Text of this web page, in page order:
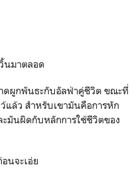
นมาตลอด
ดผูกพันธะกับอัลฟ่าคู่ชีวิต ขณะที่
ล้ว สำหรับเขามันคือการหัก
มันผิดกับหลักการใช้ชีวิตของ
นจะเอ่ย